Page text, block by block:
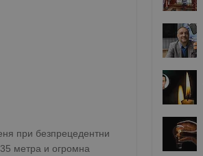
при безпрецедентни
метра и огромна